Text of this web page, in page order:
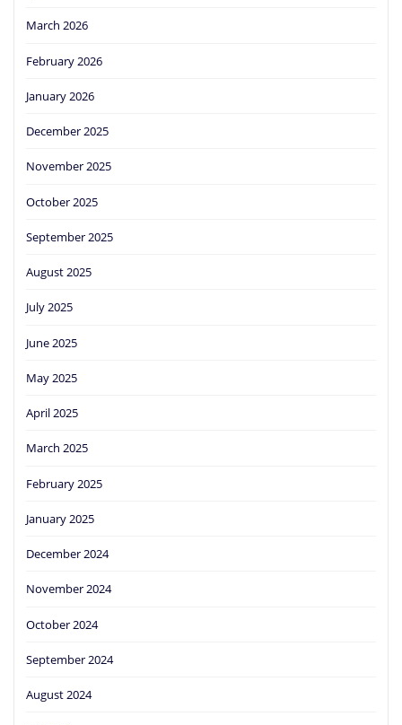
March 2026
February 2026
January 2026
December 2025
November 2025
October 2025
September 2025
August 2025
July 2025
June 2025
May 2025
April 2025
March 2025
February 2025
January 2025
December 2024
November 2024
October 2024
September 2024
August 2024